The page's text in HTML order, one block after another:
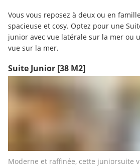
Vous vous reposez à deux ou en
spacieuse et cosy. Optez pour une
junior avec vue latérale sur la mer ou
vue sur la mer.
Suite Junior [38 M2]
Moderne et raffinée, cette juniorsuite